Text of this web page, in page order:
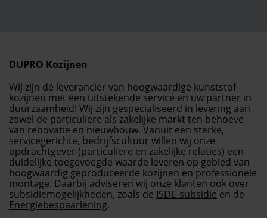
DUPRO Kozijnen
Wij zijn dé leverancier van hoogwaardige kunststof
kozijnen met een uitstekende service en uw partner in
duurzaamheid! Wij zijn gespecialiseerd in levering aan
zowel de particuliere als zakelijke markt ten behoeve
van renovatie en nieuwbouw. Vanuit een sterke,
servicegerichte, bedrijfscultuur willen wij onze
opdrachtgever (particuliere en zakelijke relaties) een
duidelijke toegevoegde waarde leveren op gebied van
hoogwaardig geproduceerde kozijnen en professionele
montage. Daarbij adviseren wij onze klanten ook over
subsidiemogelijkheden, zoals de ISDE-subsidie en de
Energiebespaarlening.